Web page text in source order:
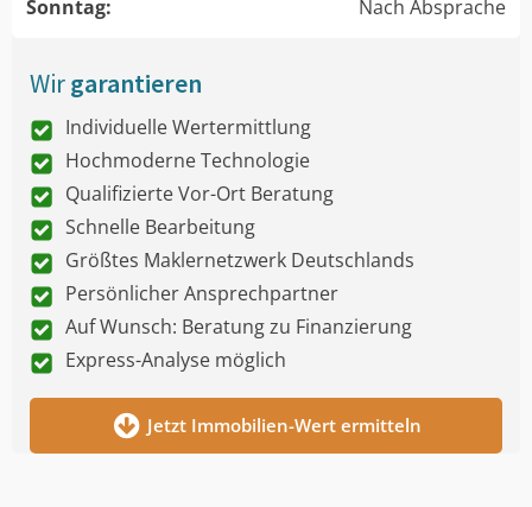
Sonntag:
Nach Absprache
Wirgarantieren
Individuelle Wertermittlung
Hochmoderne Technologie
Qualifizierte Vor-Ort Beratung
Schnelle Bearbeitung
Größtes Maklernetzwerk Deutschlands
Persönlicher Ansprechpartner
Auf Wunsch: Beratung zu Finanzierung
Express-Analyse möglich
Jetzt Immobilien-Wert ermitteln